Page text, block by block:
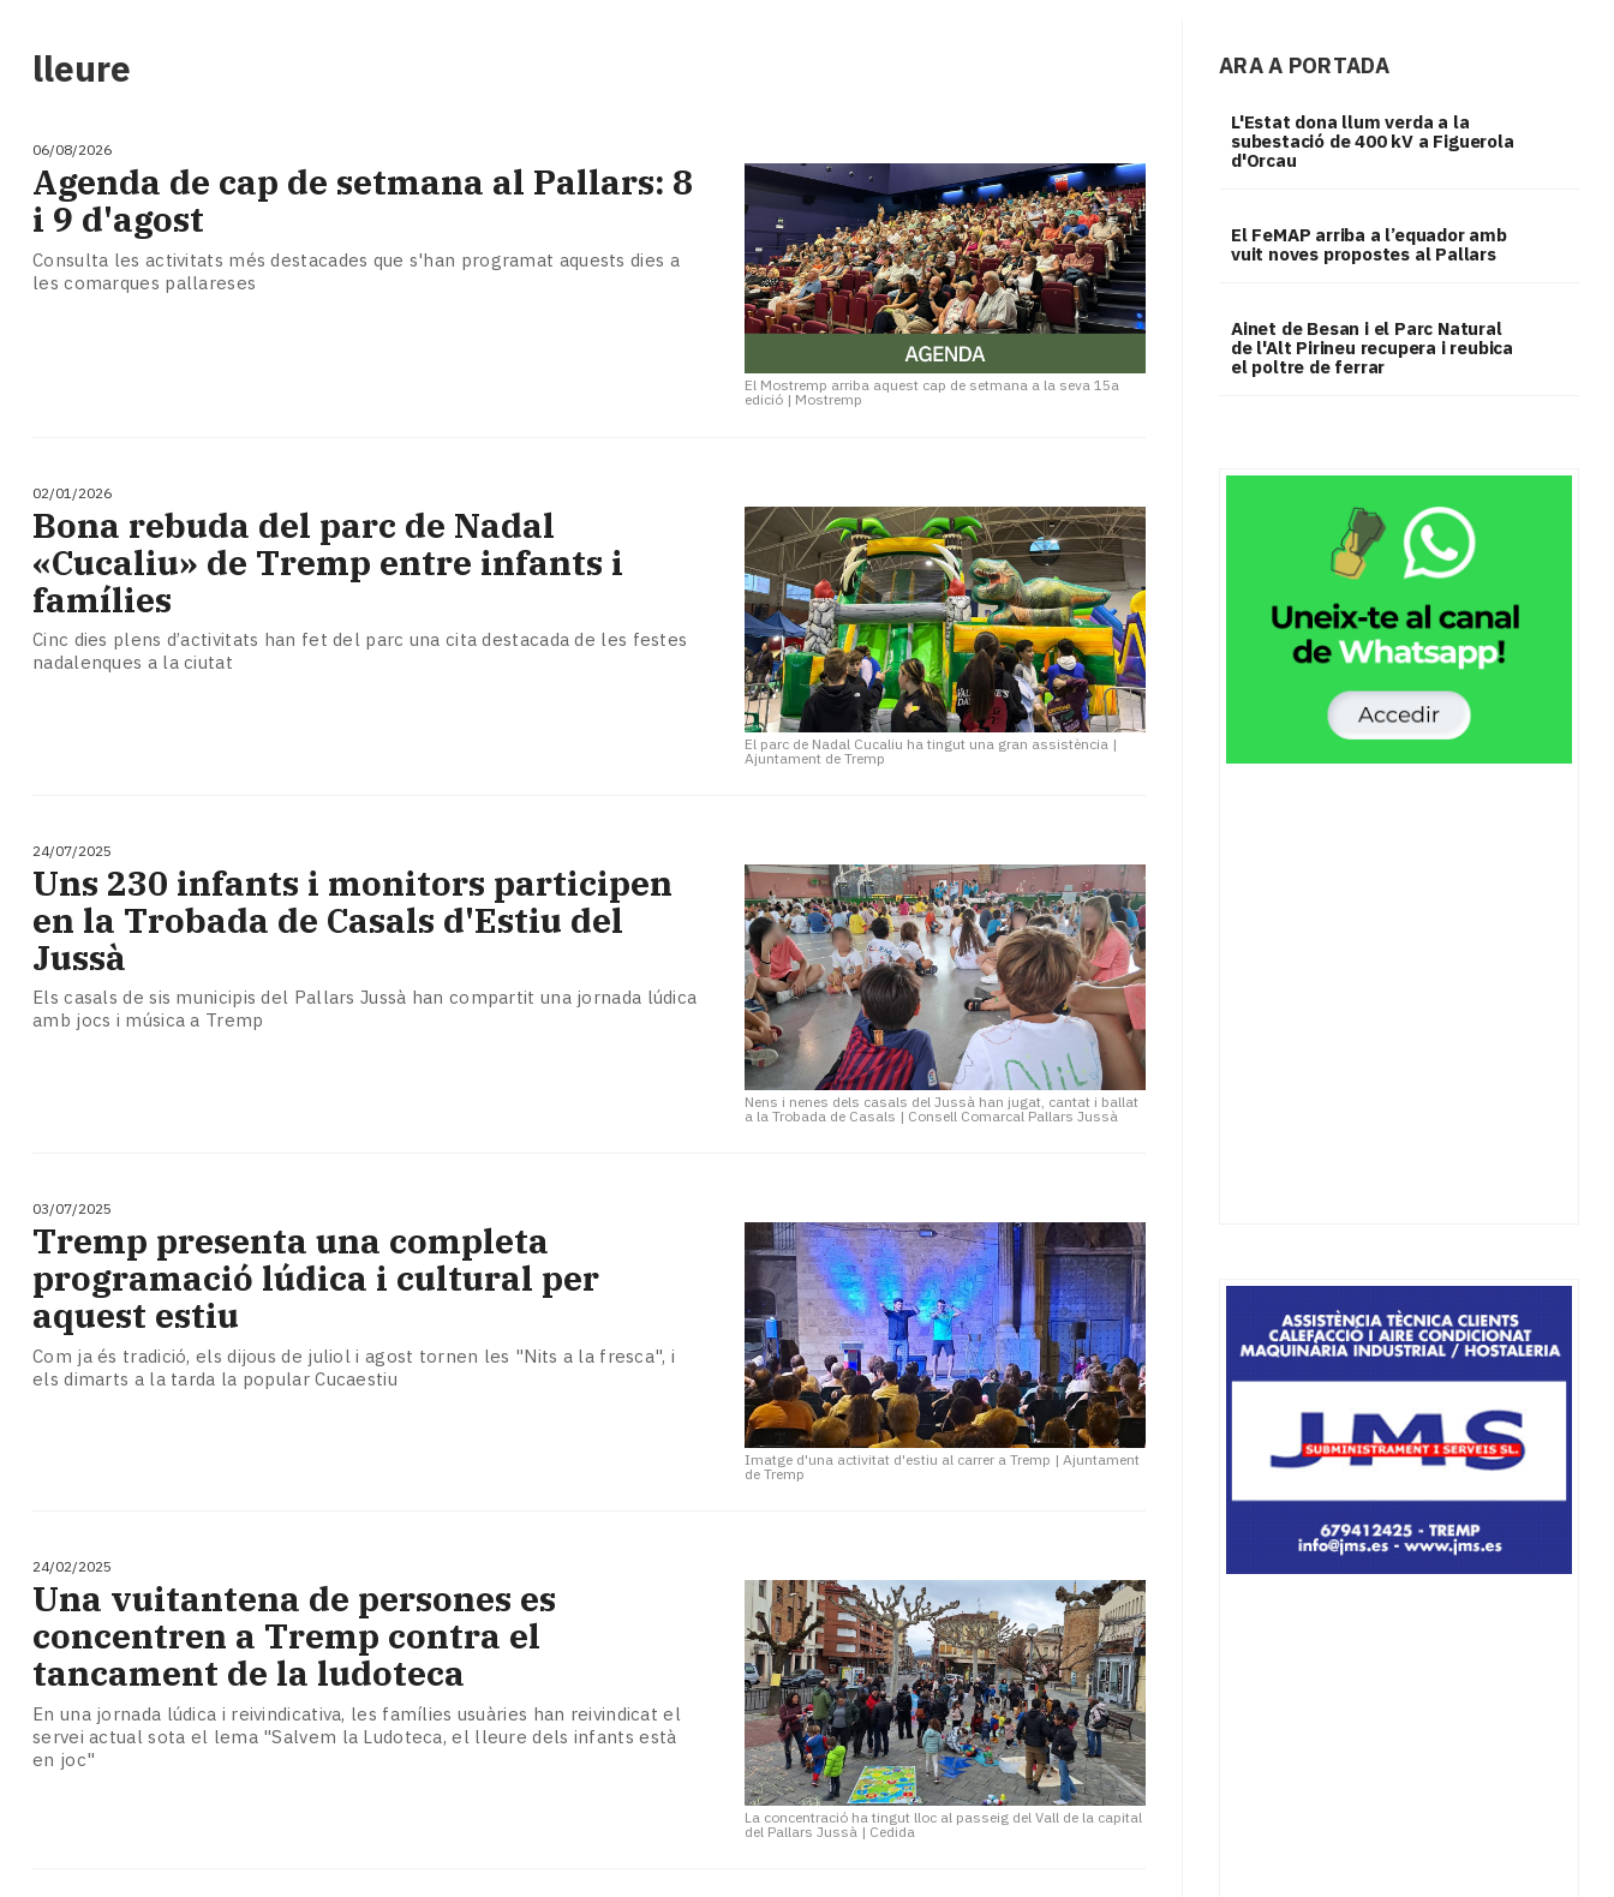
Cultura
tant!
TV
i
mitjans
El
temps
la
teva!
Subscriptors
La
newsletter
del
Pallars
lleure
06/08/2026
El Mostremp arriba aquest cap de setmana a la seva 15a
edició | Mostremp
Agenda de cap de setmana al Pallars: 8
i 9 d'agost
Consulta les activitats més destacades que s'han programat aquests dies a
les comarques pallareses
02/01/2026
El parc de Nadal Cucaliu ha tingut una gran assistència |
Ajuntament de Tremp
Bona rebuda del parc de Nadal
«Cucaliu» de Tremp entre infants i
famílies
Cinc dies plens d’activitats han fet del parc una cita destacada de les festes
nadalenques a la ciutat
24/07/2025
Nens i nenes dels casals del Jussà han jugat, cantat i ballat
a la Trobada de Casals | Consell Comarcal Pallars Jussà
Uns 230 infants i monitors participen
en la Trobada de Casals d'Estiu del
Jussà
Els casals de sis municipis del Pallars Jussà han compartit una jornada lúdica
amb jocs i música a Tremp
03/07/2025
Imatge d'una activitat d'estiu al carrer a Tremp | Ajuntament
de Tremp
Tremp presenta una completa
programació lúdica i cultural per
aquest estiu
Com ja és tradició, els dijous de juliol i agost tornen les "Nits a la fresca", i
els dimarts a la tarda la popular Cucaestiu
24/02/2025
La concentració ha tingut lloc al passeig del Vall de la capital
del Pallars Jussà | Cedida
Una vuitantena de persones es
concentren a Tremp contra el
tancament de la ludoteca
En una jornada lúdica i reivindicativa, les famílies usuàries han reivindicat el
servei actual sota el lema "Salvem la Ludoteca, el lleure dels infants està
en joc"
ARA A PORTADA
L'Estat dona llum verda a la
subestació de 400 kV a Figuerola
d'Orcau
El FeMAP arriba a l’equador amb
vuit noves propostes al Pallars
Ainet de Besan i el Parc Natural
de l'Alt Pirineu recupera i reubica
el poltre de ferrar